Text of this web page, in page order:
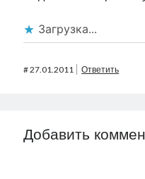
Загрузка...
#27.01.2011 Ответить
Добавить